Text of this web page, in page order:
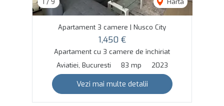
Apartament 3 camere | Nusco City
1,450 €
Apartament cu 3 camere de închiriat
Aviatiei, Bucuresti
83 mp 2023
Vezi mai multe detalii